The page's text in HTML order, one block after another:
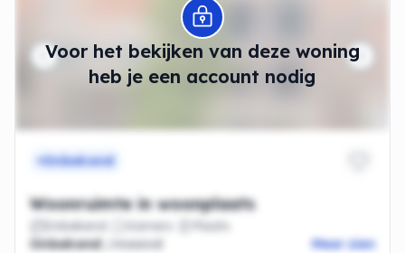
Voor het bekijken van deze woning
heb je een account nodig
Modal openen
Onbekend
Woonruimte in woonplaats
Onbekend Kamers
Plaats
Onbekend
/maand Meer zien